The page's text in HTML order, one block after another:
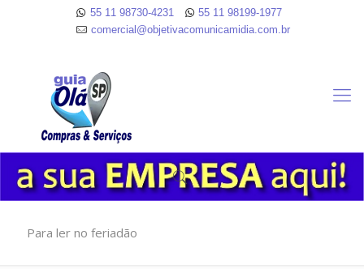
55 11 98730-4231
55 11 98199-1977
comercial@objetivacomunicamidia.com.br
Para ler no feriadão